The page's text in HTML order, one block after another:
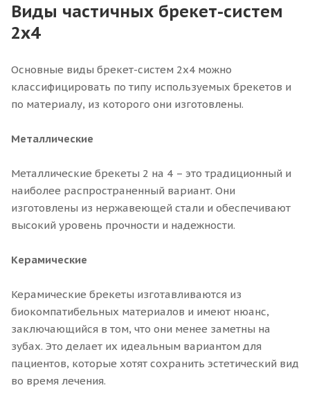
Виды частичных брекет-систем
2x4
Основные виды брекет-систем 2x4 можно
классифицировать по типу используемых брекетов и
по материалу, из которого они изготовлены.
Металлические
Металлические брекеты 2 на 4 – это традиционный и
наиболее распространенный вариант. Они
изготовлены из нержавеющей стали и обеспечивают
высокий уровень прочности и надежности.
Керамические
Керамические брекеты изготавливаются из
биокомпатибельных материалов и имеют нюанс,
заключающийся в том, что они менее заметны на
зубах. Это делает их идеальным вариантом для
пациентов, которые хотят сохранить эстетический вид
во время лечения.